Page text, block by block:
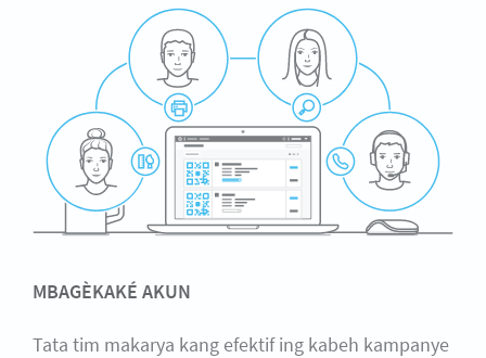
MBAGÈKAKÉ AKUN
Tata tim makarya kang efektif ing kabeh kampanye